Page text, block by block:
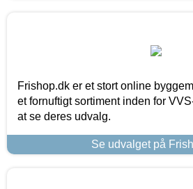
Frishop.dk er et stort online
et fornuftigt sortiment inden for
at se deres udvalg.
Se udvalget på